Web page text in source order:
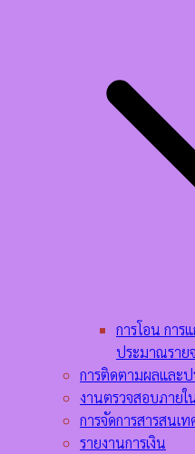
การโอน การ
ประมาณราย
การติดตามผลและป
งานตรวจสอบภายใ
การจัดการสารสนเท
รายงานการเงิน